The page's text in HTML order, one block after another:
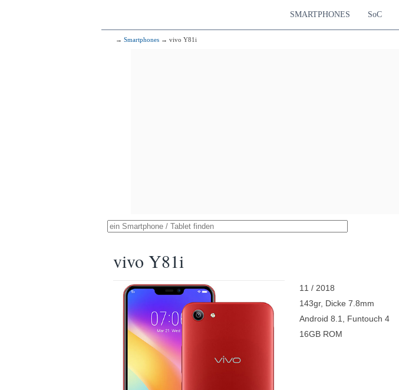
SMARTPHONES SoC
→ Smartphones → vivo Y81i
vivo Y81i
11 / 2018
143gr, Dicke 7.8mm
Android 8.1, Funtouch 4
16GB ROM